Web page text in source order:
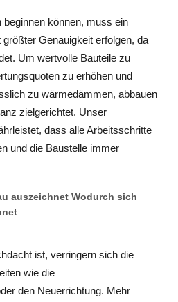
können, muss ein
Genauigkeit erfolgen, da
Um wertvolle Bauteile zu
zu erhöhen und
zu wärmedämmen, abbauen
zielgerichtet. Unser
dass alle Arbeitsschritte
und die Baustelle immer
auszeichnet Wodurch sich
ist, verringern sich die
wie die
den Neuerrichtung. Mehr